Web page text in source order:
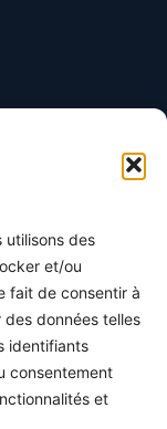
utilisons des
et/ou
fait de consentir à
données telles
identifiants
consentement
et